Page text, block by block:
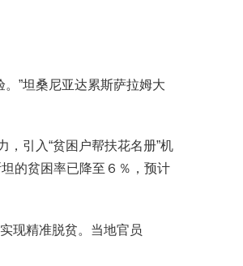
”坦桑尼亚达累斯萨拉姆大
引入“贫困户帮扶花名册”机
的贫困率已降至６％，预计
现精准脱贫。当地官员